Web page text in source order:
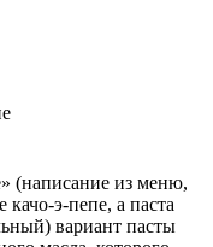
(написание из меню,
э-пепе, а паста
вариант пасты